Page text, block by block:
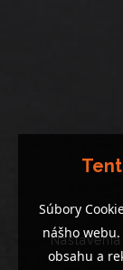
Súbory
nášho
obsahu a